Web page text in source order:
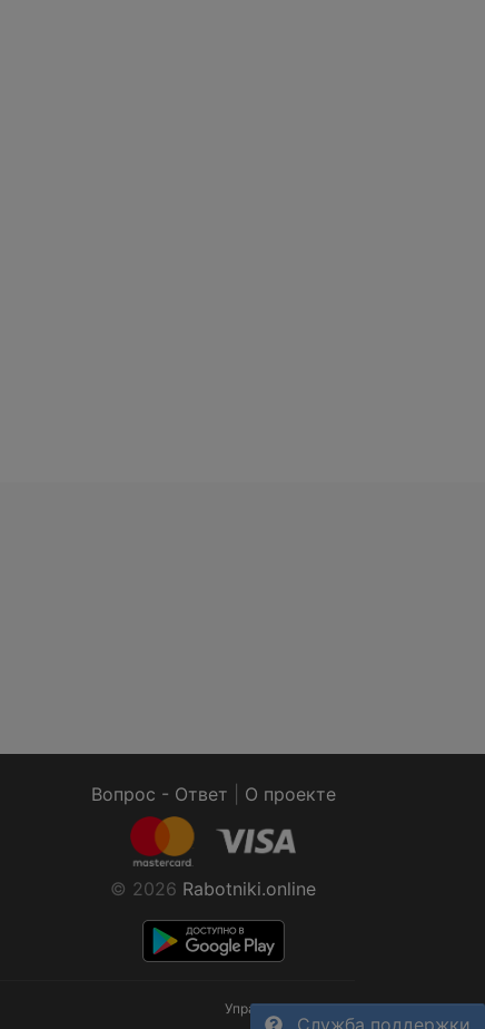
Служба поддержки
Вопрос - Ответ О проекте
© 2026 Rabotniki.online
Управление cookies